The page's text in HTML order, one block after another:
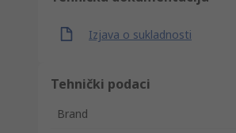
Izjava o sukladnosti
Tehnički podaci
Brand